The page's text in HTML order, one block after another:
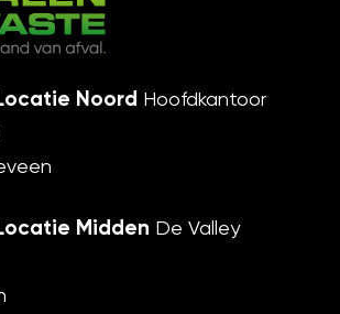
Noord Hoofdkantoor
Midden De Valley